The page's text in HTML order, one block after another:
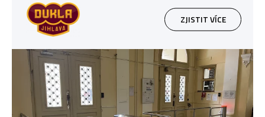
ZJISTIT VÍCE